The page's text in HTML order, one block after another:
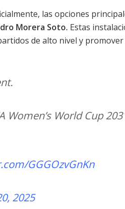
las opciones
Morera Soto. Estas
de alto nivel y
World Cup
GGGOzvGnKn
2025